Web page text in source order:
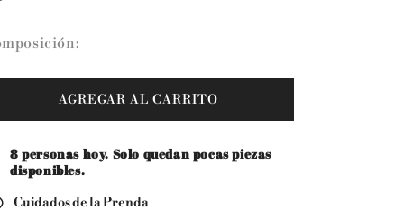
Atrevida
AGREGAR AL CARRITO
8 personas hoy. Solo quedan pocas piezas
disponibles.
Cuidados de la Prenda